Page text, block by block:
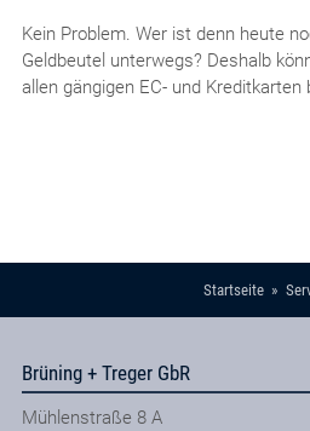
Kein Problem. Wer ist denn heute
Geldbeutel unterwegs? Deshalb
allen gängigen EC- und Kreditkarten
Startseite
Brüning + Treger GbR
Mühlenstraße 8 A